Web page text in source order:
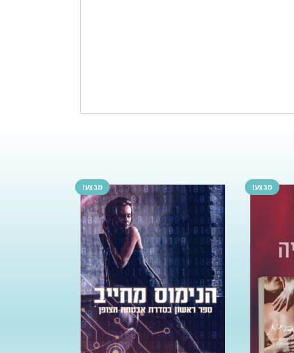
מבצע! מבצע!